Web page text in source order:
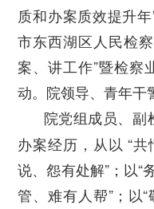
质和办案质效提升
市东西湖区人民检
案、讲工作”暨检察
动。院领导、青年干
院党组成员、副
办案经历，从以 “
说、怨有处解”；以“
管、难有人帮”；以